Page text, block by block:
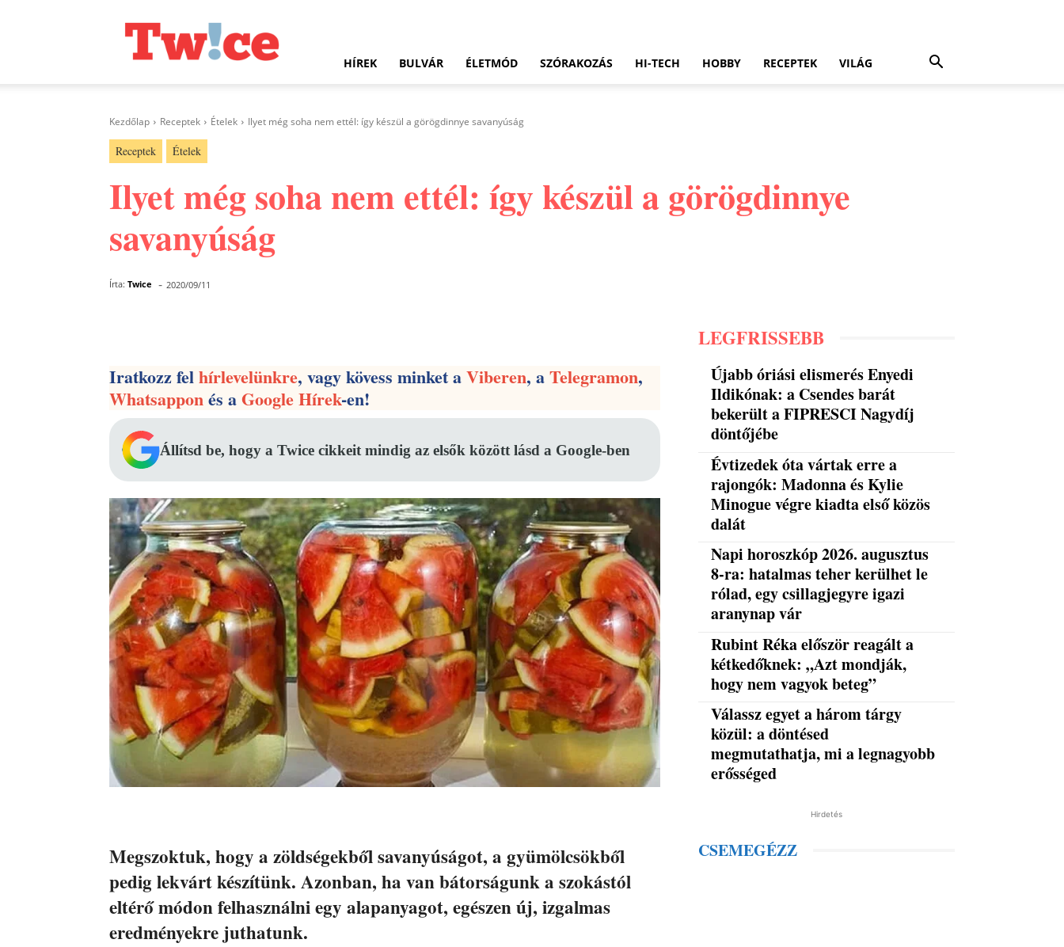
HÍREK BULVÁR ÉLETMÓD SZÓRAKOZÁS HI-TECH HOBBY RECEPTEK VILÁG
Kezdőlap Receptek Ételek Ilyet még soha nem ettél: így készül a görögdinnye savanyúság
Receptek Ételek
Ilyet még soha nem ettél: így készül a görögdinnye
savanyúság
Írta: Twice - 2020/09/11
Iratkozz felhírlevelünkre, vagy kövess minket aViberen, aTelegramon,
Whatsapponés aGoogle Hírek-en!
Állítsd be, hogy a Twice cikkeit mindig az elsők között lásd a Google-ben
Megszoktuk, hogy a zöldségekből savanyúságot, a gyümölcsökből
pedig lekvárt készítünk. Azonban, ha van bátorságunk a szokástól
eltérő módon felhasználni egy alapanyagot, egészen új, izgalmas
eredményekre juthatunk.
LEGFRISSEBB
Újabb óriási elismerés Enyedi
Ildikónak: a Csendes barát
bekerült a FIPRESCI Nagydíj
döntőjébe
Évtizedek óta vártak erre a
rajongók: Madonna és Kylie
Minogue végre kiadta első közös
dalát
Napi horoszkóp 2026. augusztus
8-ra: hatalmas teher kerülhet le
rólad, egy csillagjegyre igazi
aranynap vár
Rubint Réka először reagált a
kétkedőknek: „Azt mondják,
hogy nem vagyok beteg”
Válassz egyet a három tárgy
közül: a döntésed
megmutathatja, mi a legnagyobb
erősséged
Hirdetés
CSEMEGÉZZ